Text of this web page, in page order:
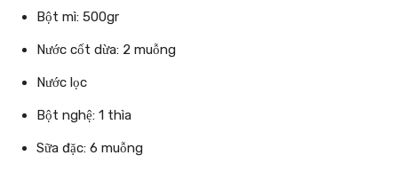
Bột mì: 500gr
Nước cốt dừa: 2 muỗng
Nước lọc
Bột nghệ: 1 thìa
Sữa đặc: 6 muỗng